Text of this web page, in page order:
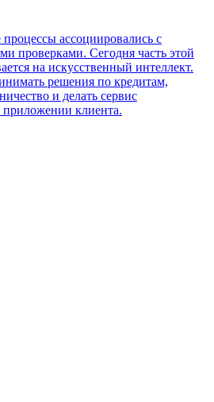
ассоциировались с
проверками. Сегодня часть этой
на искусственный интеллект.
решения по кредитам,
и делать сервис
клиента.